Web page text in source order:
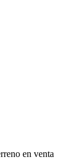
en venta